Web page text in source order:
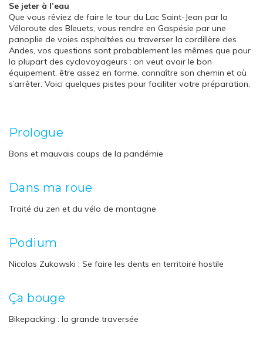
Se jeter à l’eau
Que vous rêviez de faire le tour du Lac Saint-Jean par la
Véloroute des Bleuets, vous rendre en Gaspésie par une
panoplie de voies asphaltées ou traverser la cordillère des
Andes, vos questions sont probablement les mêmes que pour
la plupart des cyclovoyageurs : on veut avoir le bon
équipement, être assez en forme, connaître son chemin et où
s’arrêter. Voici quelques pistes pour faciliter votre préparation.
Prologue
Bons et mauvais coups de la pandémie
Dans ma roue
Traité du zen et du vélo de montagne
Podium
Nicolas Zukowski : Se faire les dents en territoire hostile
Ça bouge
Bikepacking : la grande traversée